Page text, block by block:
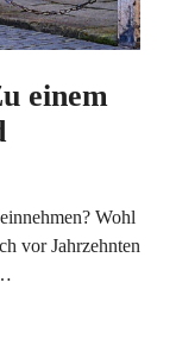
einem
Wohl
vor Jahrzehnten